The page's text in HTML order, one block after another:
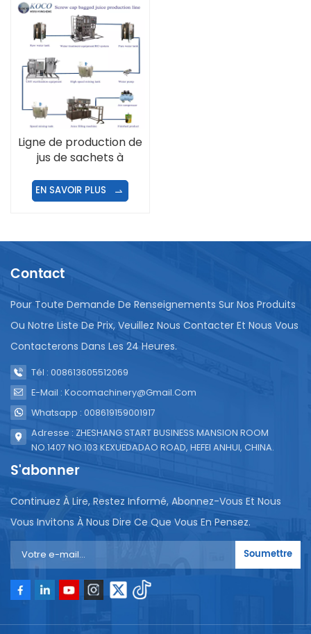
Ligne de production de
jus de sachets à
EN SAVOIR PLUS
Contact
Pour Toute Demande De Renseignements Sur Nos Produits
Ou Notre Liste De Prix, Veuillez Nous Contacter Et Nous Vous
Contacterons Dans Les 24 Heures.
Tél : 008613605512069
E-Mail : Kocomachinery@gmail.com
Whatsapp : 008619159001917
Adresse : ZHESHANG START BUSINESS MANSION ROOM
NO.1407 NO.103 KEXUEDADAO ROAD, HEFEI ANHUI, CHINA.
S'abonner
Continuez À Lire, Restez Informé, Abonnez-Vous Et Nous
Vous Invitons À Nous Dire Ce Que Vous En Pensez.
Soumettre